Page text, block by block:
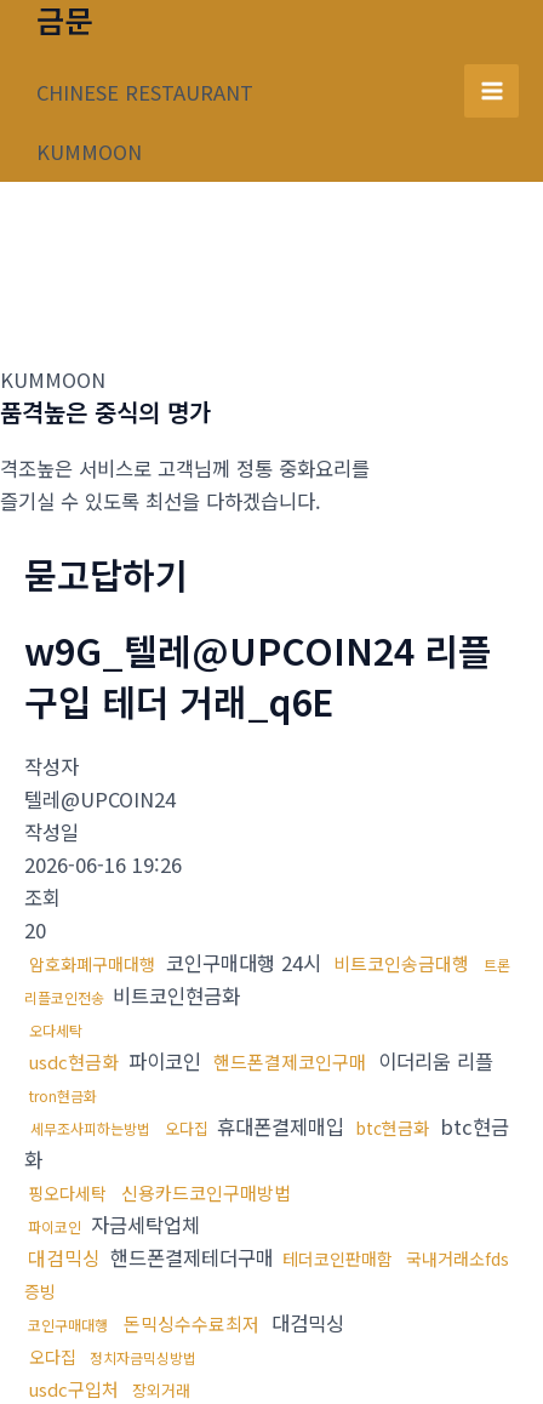
너
금문
CHINESE RESTAURANT
KUMMOON
Main
KUMMOON
품격높은 중식의 명가
격조높은 서비스로 고객님께 정통 중화요리를
즐기실 수 있도록 최선을 다하겠습니다.
묻고답하기
w9G_텔레@UPCOIN24 리플
구입 테더 거래_q6E
작성자
텔레@UPCOIN24
작성일
2026-06-16 19:26
조회
20
암호화폐구매대행 코인구매대행 24시 비트코인송금대행
트론
리플코인전송 비트코인현금화
오다세탁
usdc현금화 파이코인 핸드폰결제코인구매 이더리움 리플
tron현금화
세무조사피하는방법
오다집 휴대폰결제매입 btc현금화 btc현금
화
핑오다세탁 신용카드코인구매방법
파이코인 자금세탁업체
대검믹싱 핸드폰결제테더구매 테더코인판매함 국내거래소fds
증빙
코인구매대행 돈믹싱수수료최저 대검믹싱
오다집 정치자금믹싱방법
usdc구입처 장외거래